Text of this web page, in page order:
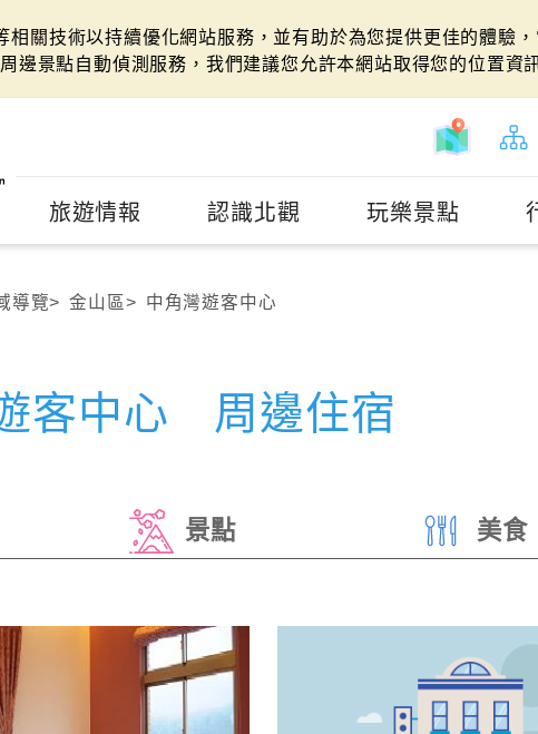
相關技術以持續優化網站服務，並有助於為您提供更佳的體驗
邊景點自動偵測服務，我們建議您允許本網站取得您的位置資
旅遊情報 認識北觀 玩樂景點
導覽 金山區 中角灣遊客中心
客中心 周邊住宿
景點 美食